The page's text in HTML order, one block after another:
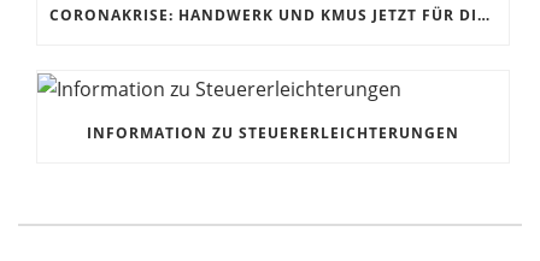
CORONAKRISE: HANDWERK UND KMUS JETZT FÜR DIE ZUKUNFT RÜSTEN
INFORMATION ZU STEUERERLEICHTERUNGEN